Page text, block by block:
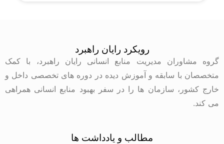
رویکرد رایان راهبرد
گروه مشاوران مدیریت منابع انسانی رایان راهبرد، با کمک
متخصصان با سابقه و آموزش دیده در دوره های تخصصی داخل و
خارج کشور، سازمان ها را در سفر بهبود منابع انسانی همراهی
می کند.
مطالب و یادداشت ها